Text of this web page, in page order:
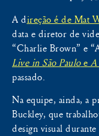
A direção é de Mat
data e diretor de
“Charlie Brown” e
Live in São Pauloe A
passado.
Na equipe, ainda, a
Buckley, que
design visual